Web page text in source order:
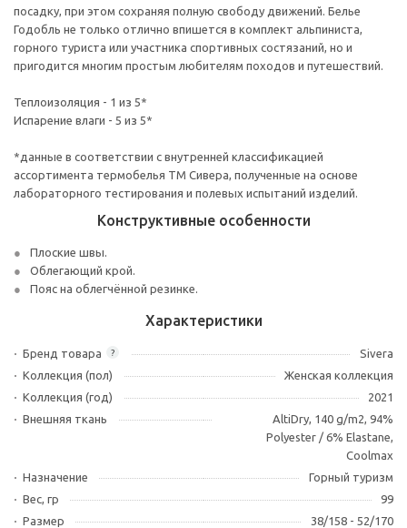
посадку, при этом сохраняя полную свободу движений. Белье
Годобль не только отлично впишется в комплект альпиниста,
горного туриста или участника спортивных состязаний, но и
пригодится многим простым любителям походов и путешествий.
Теплоизоляция - 1 из 5*
Испарение влаги - 5 из 5*
*данные в соответствии с внутренней классификацией
ассортимента термобелья ТМ Сивера, полученные на основе
лабораторного тестирования и полевых испытаний изделий.
Конструктивные особенности
Плоские швы.
Облегающий крой.
Пояс на облегчённой резинке.
Характеристики
?
Бренд товара
Sivera
Коллекция (пол)
Женская коллекция
Коллекция (год)
2021
Внешняя ткань
AltiDry, 140 g/m2, 94%
Polyester / 6% Elastane,
Coolmax
Назначение
Горный туризм
Вес, гр
99
Размер
38/158 - 52/170